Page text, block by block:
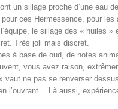
un sillage proche d’une eau
pour ces Hermessence, pour les
le sillage des « huiles »
Très joli mais discret.
à base de oud, de notes
vous avez raison,
vaut ne pas se renverser
l’ouvrant… Là aussi,